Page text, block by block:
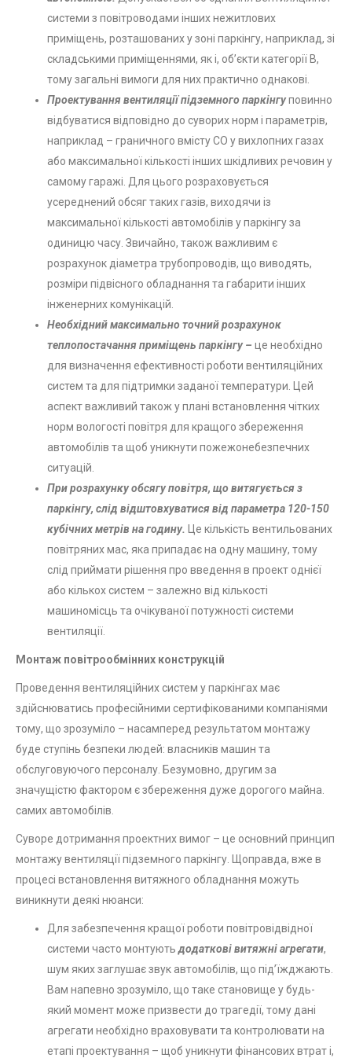
системи з повітроводами інших нежитлових
приміщень, розташованих у зоні паркінгу, наприклад, зі
складськими приміщеннями, як і, об’єкти категорії В,
тому загальні вимоги для них практично однакові.
Проектування вентиляції підземного паркінгуповинно
відбуватися відповідно до суворих норм і параметрів,
наприклад – граничного вмісту СО у вихлопних газах
або максимальної кількості інших шкідливих речовин у
самому гаражі. Для цього розраховується
усереднений обсяг таких газів, виходячи із
максимальної кількості автомобілів у паркінгу за
одиницю часу. Звичайно, також важливим є
розрахунок діаметра трубопроводів, що виводять,
розміри підвісного обладнання та габарити інших
інженерних комунікацій.
Необхідний максимально точний розрахунок
теплопостачання приміщень паркінгу – це необхідно
для визначення ефективності роботи вентиляційних
систем та для підтримки заданої температури. Цей
аспект важливий також у плані встановлення чітких
норм вологості повітря для кращого збереження
автомобілів та щоб уникнути пожежонебезпечних
ситуацій.
При розрахунку обсягу повітря, що витягується з
паркінгу, слід відштовхуватися від параметра 120-150
кубічних метрів на годину.
Це кількість вентильованих
повітряних мас, яка припадає на одну машину, тому
слід приймати рішення про введення в проект однієї
або кількох систем – залежно від кількості
машиномісць та очікуваної потужності системи
вентиляції.
Монтаж повітрообмінних конструкцій
Проведення вентиляційних систем у паркінгах має
здійснюватись професійними сертифікованими компаніями
тому, що зрозуміло – насамперед результатом монтажу
буде ступінь безпеки людей: власників машин та
обслуговуючого персоналу. Безумовно, другим за
значущістю фактором є збереження дуже дорогого майна.
самих автомобілів.
Суворе дотримання проектних вимог – це основний принцип
монтажу вентиляції підземного паркінгу. Щоправда, вже в
процесі встановлення витяжного обладнання можуть
виникнути деякі нюанси:
Для забезпечення кращої роботи повітровідвідної
системи часто монтують додаткові витяжні агрегати,
шум яких заглушає звук автомобілів, що під’їжджають.
Вам напевно зрозуміло, що таке становище у будь-
який момент може призвести до трагедії, тому дані
агрегати необхідно враховувати та контролювати на
етапі проектування – щоб уникнути фінансових втрат і,